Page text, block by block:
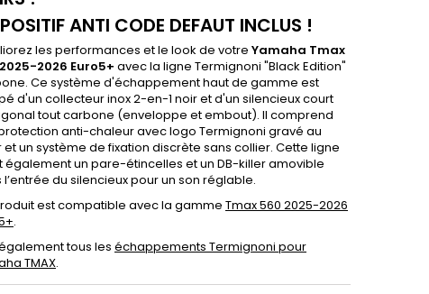
ANTI CODE DEFAUT INCLUS !
les performances et le look de votre Yamaha Tmax
2026 Euro5+ avec la ligne Termignoni "Black Edition"
Ce système d'échappement haut de gamme est
d'un collecteur inox 2-en-1 noir et d'un silencieux court
tout carbone (enveloppe et embout). Il comprend
anti-chaleur avec logo Termignoni gravé au
et un système de fixation discrète sans collier. Cette ligne
également un pare-étincelles et un DB-killer amovible
l’entrée du silencieux pour un son réglable.
est compatible avec la gamme Tmax 560 2025-2026
.
tous les échappements Termignoni pour
TMAX.